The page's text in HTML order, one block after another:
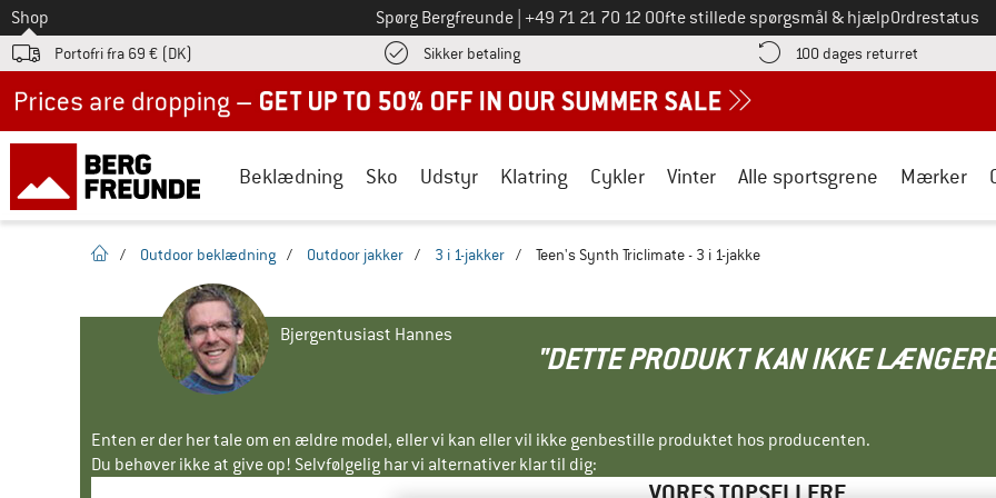
Til
Shop Spørg Bergfreunde Ring til os på
+49 71 21 70 12 0Ofte stillede spørgsmål & hjælpOrdrestatus
Portofri fra 69 € (DK) Sikker betalingFind betalingsoplysningerne her! Åbnes i en infoboks
100 dages returret Gå til
Beklædning Sko Udstyr Klatring Cykler Vinter Alle sportsgrene Mærker
Hjemmeside
/ Outdoor beklædning / Outdoor jakker / 3 i 1-jakker / Teen's Synth Triclimate - 3 i 1-jakke
Bjergentusiast Hannes
"DETTE PRODUKT KAN IKKE
Enten er der her tale om en ældre model, eller vi kan eller vil ikke genbestille produktet hos producenten.
Du behøver ikke at give op! Selvfølgelig har vi alternativer klar til dig: